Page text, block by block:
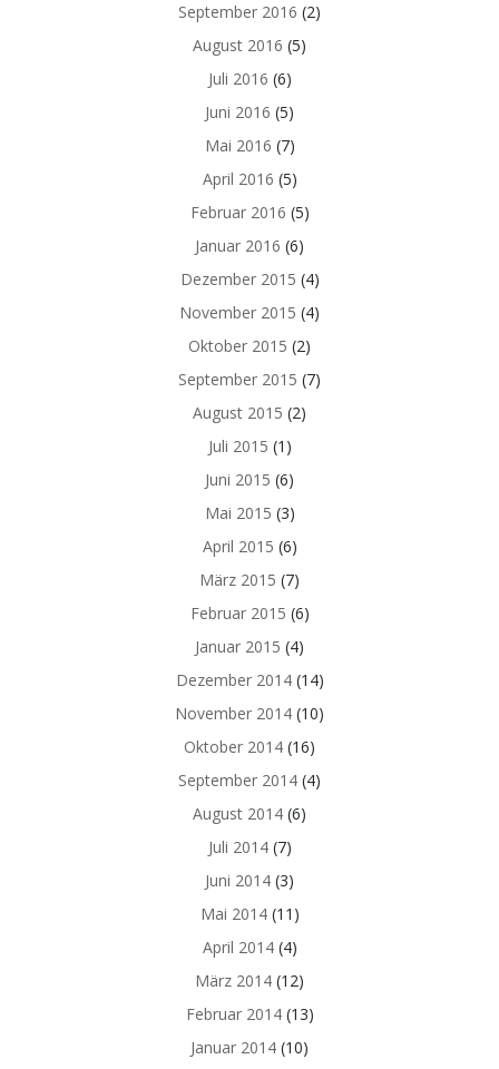
September 2016 (2)
August 2016 (5)
Juli 2016 (6)
Juni 2016 (5)
Mai 2016 (7)
April 2016 (5)
Februar 2016 (5)
Januar 2016 (6)
Dezember 2015 (4)
November 2015 (4)
Oktober 2015 (2)
September 2015 (7)
August 2015 (2)
Juli 2015 (1)
Juni 2015 (6)
Mai 2015 (3)
April 2015 (6)
März 2015 (7)
Februar 2015 (6)
Januar 2015 (4)
Dezember 2014(14)
November 2014 (10)
Oktober 2014 (16)
September 2014 (4)
August 2014 (6)
Juli 2014(7)
Juni 2014 (3)
Mai 2014(11)
April 2014(4)
März 2014 (12)
Februar 2014(13)
Januar 2014 (10)